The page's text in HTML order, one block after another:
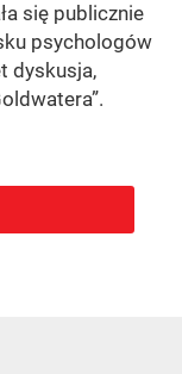
się publicznie
psychologów
dyskusja,